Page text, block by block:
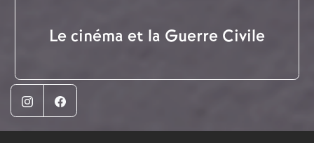
Le cinéma et la Guerre Civile
InstagramFacebook